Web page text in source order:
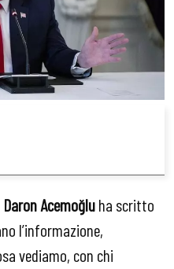
Daron Acemoğluha scritto
l’informazione,
vediamo, con chi